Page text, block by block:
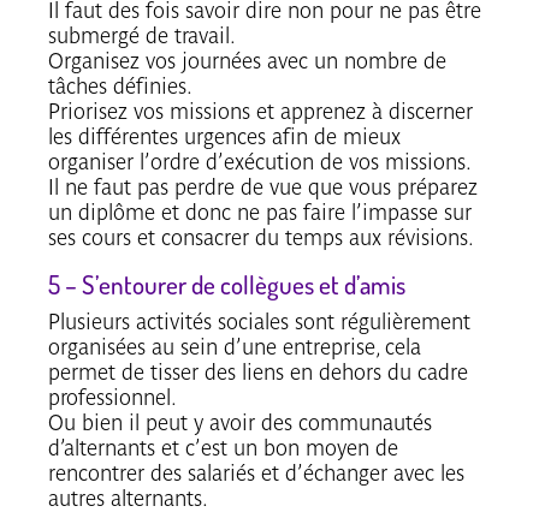
Il faut des fois savoir dire non pour ne pas être
submergé de travail.
Organisez vos journées avec un nombre de
tâches définies.
Priorisez vos missions et apprenez à discerner
les différentes urgences afin de mieux
organiser l’ordre d’exécution de vos missions.
Il ne faut pas perdre de vue que vous préparez
un diplôme et donc ne pas faire l’impasse sur
ses cours et consacrer du temps aux révisions.
5 – S’entourer de collègues et d’amis
Plusieurs activités sociales sont régulièrement
organisées au sein d’une entreprise, cela
permet de tisser des liens en dehors du cadre
professionnel.
Ou bien il peut y avoir des communautés
d’alternants et c’est un bon moyen de
rencontrer des salariés et d’échanger avec les
autres alternants.